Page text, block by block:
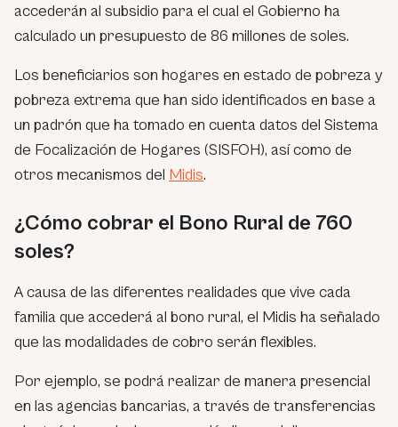
accederán al subsidio para el cual el Gobierno ha
calculado un presupuesto de 86 millones de soles.
Los beneficiarios son hogares en estado de pobreza y
pobreza extrema que han sido identificados en base a
un padrón que ha tomado en cuenta datos del Sistema
de Focalización de Hogares (SISFOH), así como de
otros mecanismos del Midis.
¿Cómo cobrar el Bono Rural de 760
soles?
A causa de las diferentes realidades que vive cada
familia que accederá al bono rural, el Midis ha señalado
que las modalidades de cobro serán flexibles.
Por ejemplo, se podrá realizar de manera presencial
en las agencias bancarias, a través de transferencias